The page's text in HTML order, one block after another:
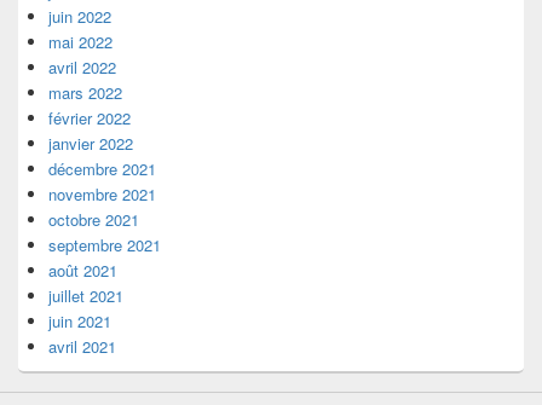
juin 2022
mai 2022
avril 2022
mars 2022
février 2022
janvier 2022
décembre 2021
novembre 2021
octobre 2021
septembre 2021
août 2021
juillet 2021
juin 2021
avril 2021